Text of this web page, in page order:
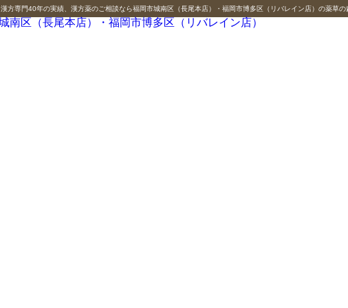
漢方専門40年の実績、漢方薬のご相談なら福岡市城南区（長尾本店）・福岡市博多区（リバレイン店）の薬草の